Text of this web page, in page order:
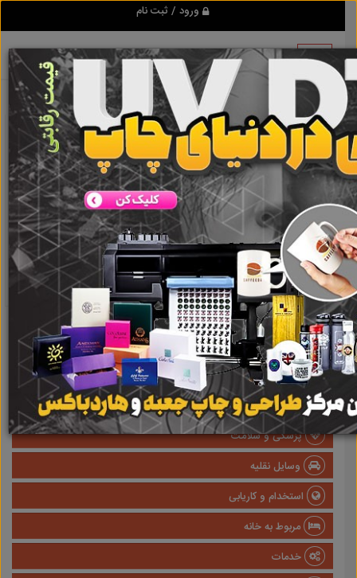
ورود / ثبت نام
نتیجه ای یافت نشد
گروه ها
املاک
صنعتی
پزشکی و سلامت
وسایل نقلیه
استخدام و کاریابی
مربوط به خانه
خدمات